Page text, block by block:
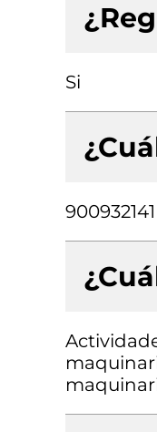
Si
900932141